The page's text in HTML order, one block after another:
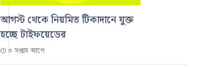
আগস্ট থেকে নিয়মিত টিকাদানে যুক্ত
হচ্ছে টাইফয়েডের
৩ সপ্তাহ আগে